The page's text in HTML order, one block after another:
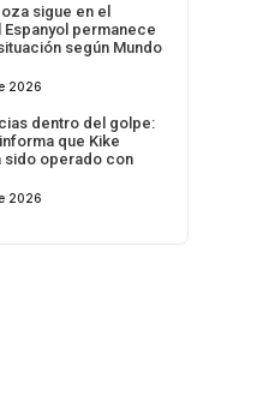
sigue en el
permanece
según Mundo
2026
dentro del golpe:
que Kike
sido operado con
2026